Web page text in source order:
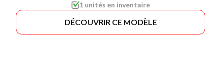
1 unités en inventaire
DÉCOUVRIR CE MODÈLE